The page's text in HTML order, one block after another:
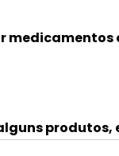
produtos,